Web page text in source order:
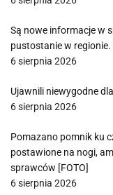
Są nowe informacje w
pustostanie w
6 sierpnia 2026
Ujawnili niewygodne
6 sierpnia 2026
Pomazano pomnik ku
postawione na nogi,
sprawców [FOTO]
6 sierpnia 2026